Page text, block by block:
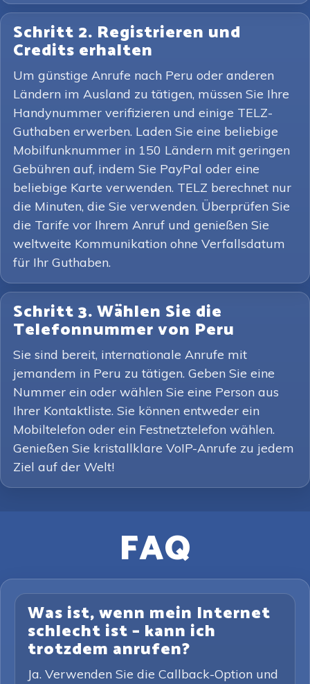
Schritt 2. Registrieren und
Credits erhalten
Um günstige Anrufe nach Peru oder anderen
Ländern im Ausland zu tätigen, müssen Sie Ihre
Handynummer verifizieren und einige TELZ-
Guthaben erwerben. Laden Sie eine beliebige
Mobilfunknummer in 150 Ländern mit geringen
Gebühren auf, indem Sie PayPal oder eine
beliebige Karte verwenden. TELZ berechnet nur
die Minuten, die Sie verwenden. Überprüfen Sie
die Tarife vor Ihrem Anruf und genießen Sie
weltweite Kommunikation ohne Verfallsdatum
für Ihr Guthaben.
Schritt 3. Wählen Sie die
Telefonnummer von Peru
Sie sind bereit, internationale Anrufe mit
jemandem in Peru zu tätigen. Geben Sie eine
Nummer ein oder wählen Sie eine Person aus
Ihrer Kontaktliste. Sie können entweder ein
Mobiltelefon oder ein Festnetztelefon wählen.
Genießen Sie kristallklare VoIP-Anrufe zu jedem
Ziel auf der Welt!
FAQ
Was ist, wenn mein Internet
schlecht ist – kann ich
trotzdem anrufen?
Ja. Verwenden Sie die Callback-Option und